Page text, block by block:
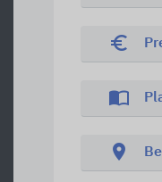
euro_symbol
import_contacts
location_on